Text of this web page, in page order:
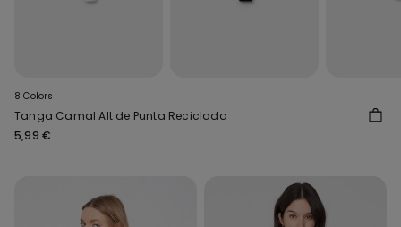
8 Colors
Tanga Camal Alt de Punta Reciclada
5,99 €